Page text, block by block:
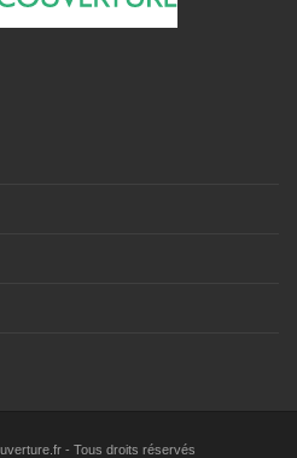
- Tous droits réservés